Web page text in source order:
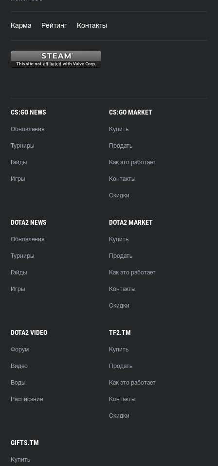
Карма Рейтинг Контакты
CS:GO NEWS
Обновления
Турниры
Гайды
Игры
CS:GO MARKET
Купить
Продать
Как это работает
Контакты
Скидки
DOTA2 NEWS
Обновления
Турниры
Гайды
Игры
DOTA2 MARKET
Купить
Продать
Как это работает
Контакты
Скидки
DOTA2 VIDEO
Форум
Видео
Воды
Расписание
TF2.TM
Купить
Продать
Как это работает
Контакты
Скидки
GIFTS.TM
Купить